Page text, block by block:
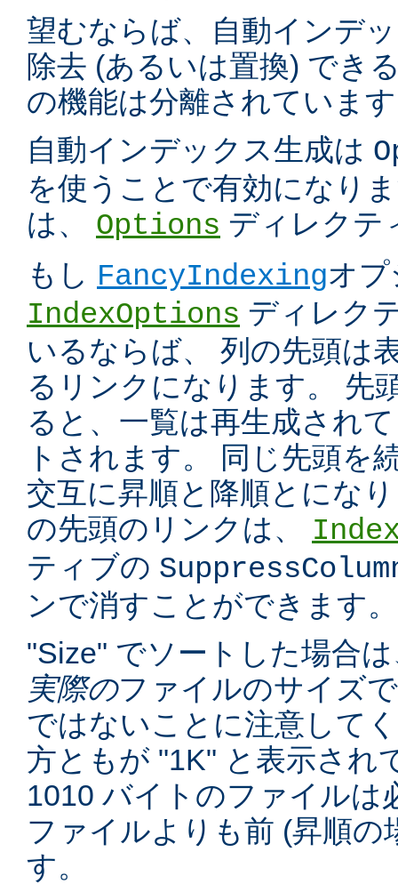
望むならば、自動インデ
除去 (あるいは置換) でき
の機能は分離されていま
自動インデックス生成は
を使うことで有効になり
は、 Options ディレクテ
もし FancyIndexingオ
IndexOptions ディレク
いるならば、 列の先頭は
るリンクになります。 先
ると、一覧は再生成され
トされます。 同じ先頭を
交互に昇順と降順とにな
の先頭のリンクは、
ティブの
ンで消すことができます。
"Size" でソートした場合
実際のファイルのサイズ
ではないことに注意して
方ともが "1K" と表示され
1010 バイトのファイルは
ファイルよりも前 (昇順の
す。